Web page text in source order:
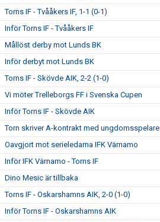
Torns IF - Tvååkers IF, 1-1 (0-1)
Inför Torns IF - Tvååkers IF
Mållöst derby mot Lunds BK
Inför derbyt mot Lunds BK
Torns IF - Skövde AIK, 2-2 (1-0)
Vi möter Trelleborgs FF i Svenska Cupen
Inför Torns IF - Skövde AIK
Torn skriver A-kontrakt med ungdomsspelare
Oavgjort mot serieledarna IFK Värnamo
Inför IFK Värnamo - Torns IF
Dino Mesic är tillbaka
Torns IF - Oskarshamns AIK, 2-0 (1-0)
Inför Torns IF - Oskarshamns AIK